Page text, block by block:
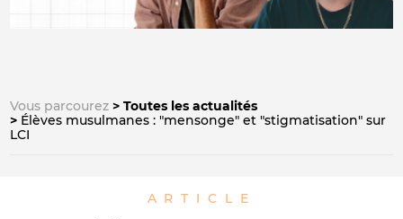
Vous parcourez
Toutes les actualités
Élèves musulmanes : "mensonge" et "stigmatisation" sur
LCI
ARTICLE